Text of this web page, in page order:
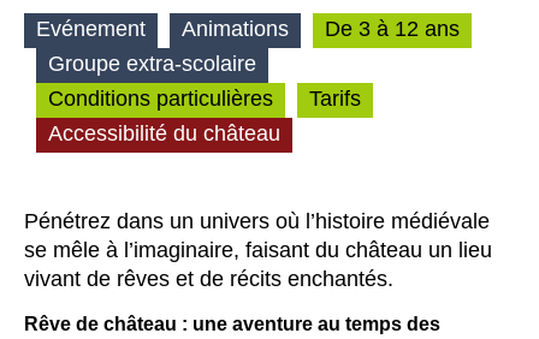
Evénement Animations
De 3 à 12 ans
Groupe extra-scolaire
Conditions particulières
Tarifs
Accessibilité du château
Pénétrez dans un univers où l’histoire médiévale
se mêle à l’imaginaire, faisant du château un lieu
vivant de rêves et de récits enchantés.
Rêve de château : une aventure au temps des